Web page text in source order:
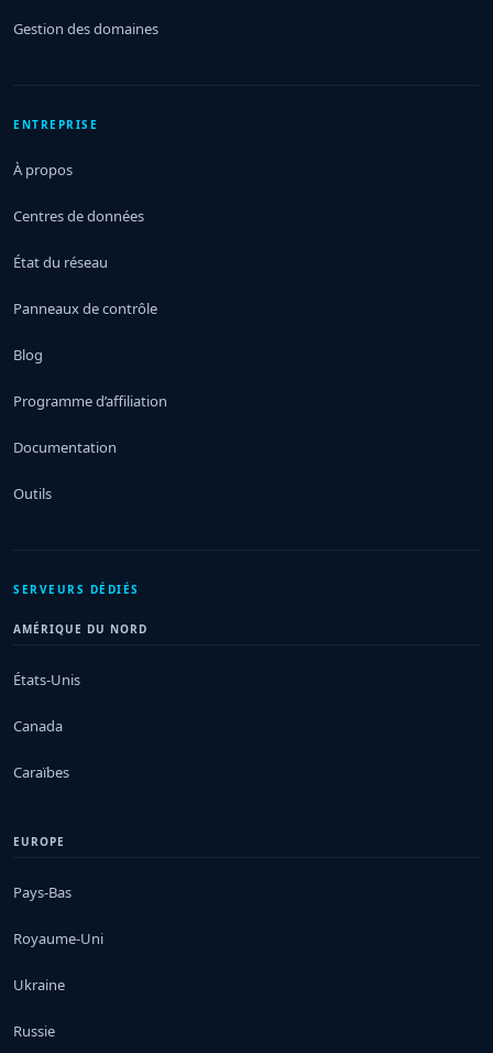
Gestion des domaines
ENTREPRISE
À propos
Centres de données
État du réseau
Panneaux de contrôle
Blog
Programme d’affiliation
Documentation
Outils
SERVEURS DÉDIÉS
AMÉRIQUE DU NORD
États-Unis
Canada
Caraïbes
EUROPE
Pays-Bas
Royaume-Uni
Ukraine
Russie